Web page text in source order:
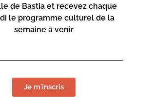
de Bastia et recevez chaque
le programme culturel de la
semaine à venir
Je m'inscris